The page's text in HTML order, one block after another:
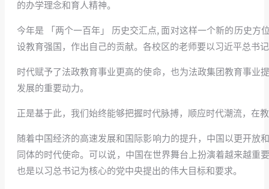
的办学理念和育人精神。
今年是 「两个一百年」 历史交汇点, 面对这样一个新的历史
设教育强国，作出自己的贡献。各校区的老师要以习近平总书
时代赋予了法政教育事业更高的使命，也为法政集团教育事业
发展的重要动力。
正是基于此，我们始终能够把握时代脉搏，顺应时代潮流，在
随着中国经济的高速发展和国际影响力的提升，中国以更开放
同体的时代使命。可以说，中国在世界舞台上扮演着越来越重
也是以习总书记为核心的党中央提出的伟大目标和要求。